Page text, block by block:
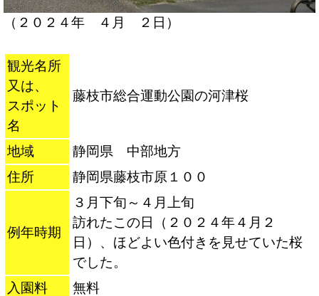
（２０２４年 ４月 ２日）
観光名所
又は、
スポット
名
藤枝市総合運動公園の河津桜
地域
静岡県 中部地方
住所
静岡県藤枝市原１００
例年時期
３月下旬～４月上旬
訪れたこの日（２０２４年４月２
日）、ほどよい色付きを見せていた桜
でした。
入園料
無料